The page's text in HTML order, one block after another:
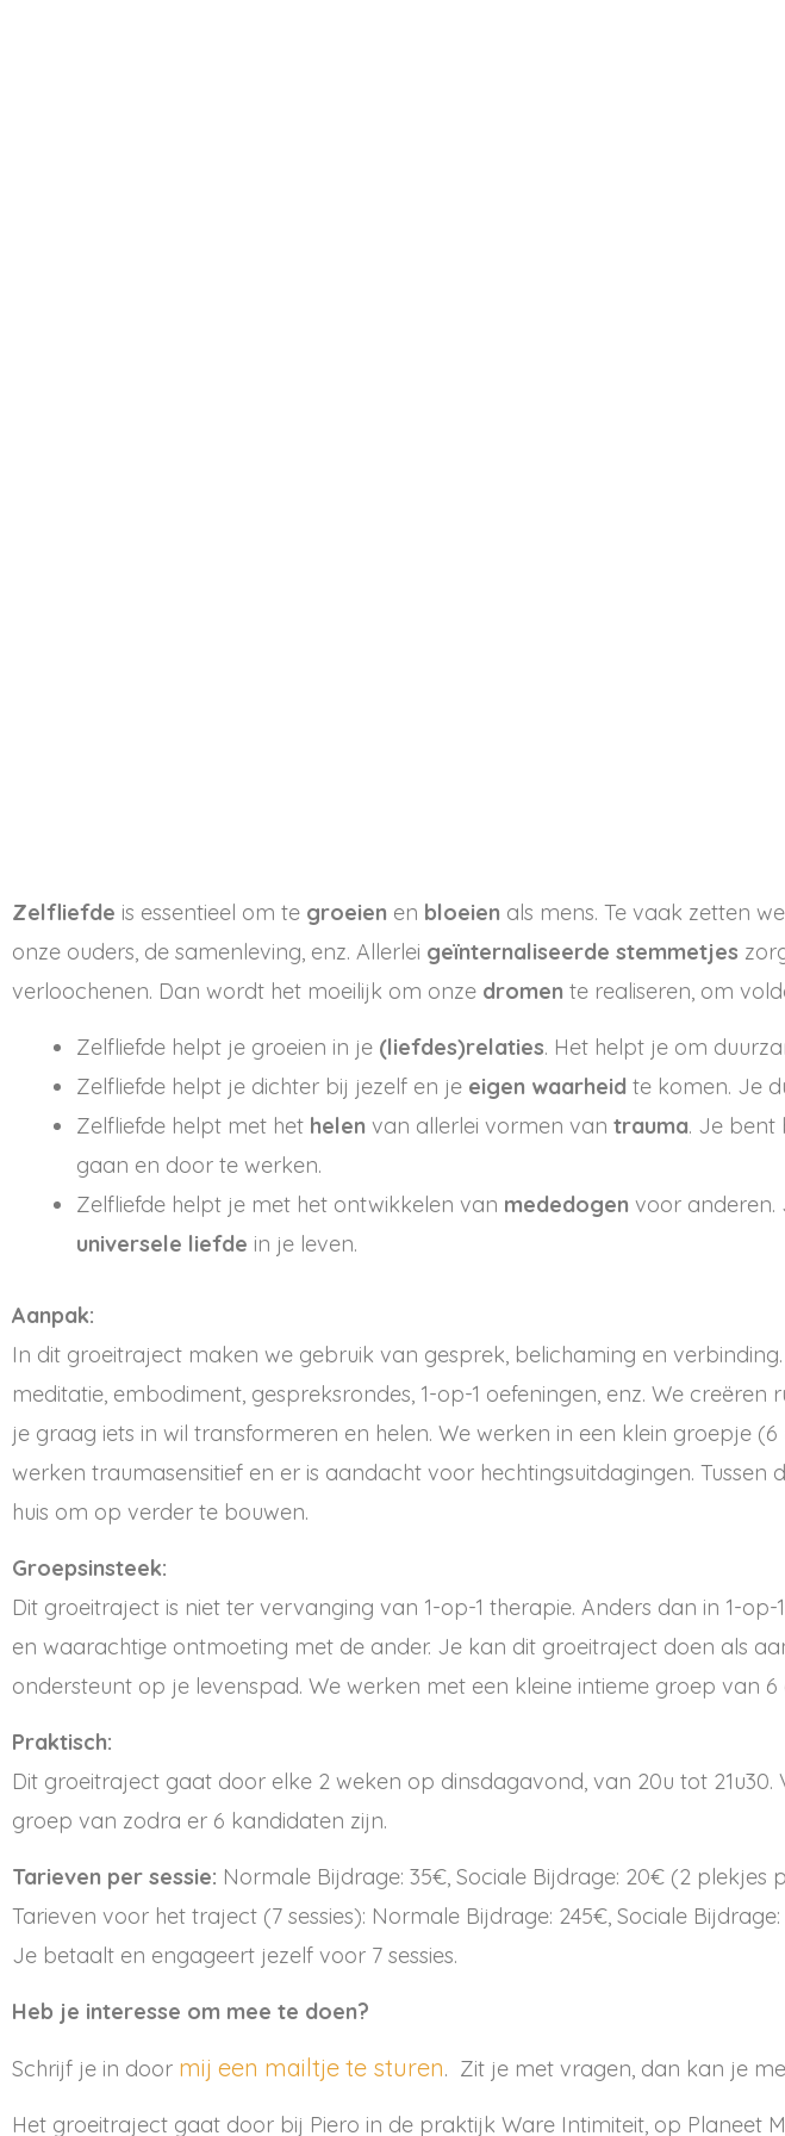
Zelfliefde is essentieel om te groeien en bloeien als mens. Te vaak zetten
onze ouders, de samenleving, enz. Allerlei geïnternaliseerde stemmetjes
verloochenen. Dan wordt het moeilijk om onze dromen te realiseren, om
Zelfliefde helpt je groeien in je (liefdes)relaties. Het helpt je om
Zelfliefde helpt je dichter bij jezelf en je eigen waarheid te komen. Je
Zelfliefde helpt met het helen van allerlei vormen van trauma. Je bent
gaan en door te werken.
Zelfliefde helpt je met het ontwikkelen van mededogen voor anderen.
universele liefde in je leven.
Aanpak:
In dit groeitraject maken we gebruik van gesprek, belichaming en
meditatie, embodiment, gespreksrondes, 1-op-1 oefeningen, enz. We
je graag iets in wil transformeren en helen. We werken in een klein groepje
werken traumasensitief en er is aandacht voor hechtingsuitdagingen.
huis om op verder te bouwen.
Groepsinsteek:
Dit groeitraject is niet ter vervanging van 1-op-1 therapie. Anders dan in 1-
en waarachtige ontmoeting met de ander. Je kan dit groeitraject doen als
ondersteunt op je levenspad. We werken met een kleine intieme groep van 6
Praktisch:
Dit groeitraject gaat door elke 2 weken op dinsdagavond, van 20u tot
groep van zodra er 6 kandidaten zijn.
Tarieven per sessie: Normale Bijdrage: 35€, Sociale Bijdrage: 20€ (2 plekjes
Tarieven voor het traject (7 sessies): Normale Bijdrage: 245€, Sociale
Je betaalt en engageert jezelf voor 7 sessies.
Heb je interesse om mee te doen?
Schrijf je in door mij een mailtje te sturen. Zit je met vragen, dan kan je
Het groeitraject gaat door bij Piero in de praktijk Ware Intimiteit, op Planeet